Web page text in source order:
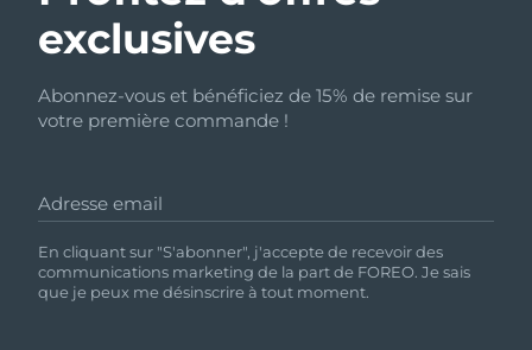
exclusives
Abonnez-vous et bénéficiez de 15% de remise sur
votre première commande !
Adresse email
En cliquant sur "S'abonner", j'accepte de recevoir des
communications marketing de la part de FOREO. Je sais
que je peux me désinscrire à tout moment.